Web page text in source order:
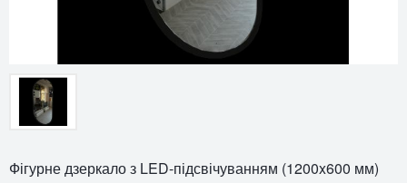
Фігурне дзеркало з LED-підсвічуванням (1200x600 мм)